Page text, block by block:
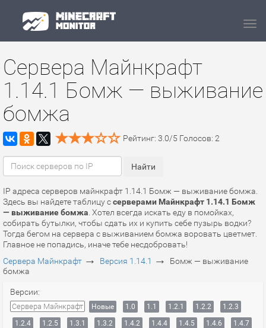
Сервера Майнкрафт
1.14.1 Бомж — выживание
бомжа
Рейтинг: 3.0/5 Голосов: 2
IP адреса серверов майнкрафт 1.14.1 Бомж — выживание бомжа.
Здесь вы найдете таблицу ссерверами Майнкрафт 1.14.1 Бомж
— выживание бомжа . Хотел всегда искать еду в помойках,
собирать бутылки, чтобы сдать их и купить себе пузырь водки?
Тогда бегом на сервера c выживанием бомжа воровать цветмет.
Главное не попадись, иначе тебе несдобровать!
Сервера Майнкрафт → Версия 1.14.1 →
Бомж — выживание
бомжа
Версии:
Сервера Майнкрафт Новые 1.0 1.1 1.2.1 1.2.2
1.2.3
1.2.4
1.2.5 1.3.1 1.3.2 1.4.2 1.4.4 1.4.5 1.4.6
1.4.7